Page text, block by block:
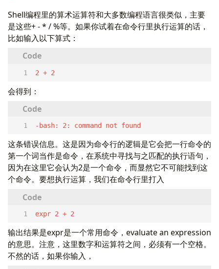
Shell编程里的算术运算符和大多数编程语言很类似，主要
是这些+ - * / %等。如果你试着在命令行里执行运算的话，
比如输入以下算式：
2 + 2
会得到：
-bash: 2: command not found
这条错误信息。这是因为命令行的逻辑是它会把一行命令的
第一个词当作是命令，在系统中寻找与之匹配的执行语句，
因为在这里它会认为2是一个命令，而显然它不可能找到这
个命令。要想执行运算，我们在命令行里打入
expr 2 + 2
输出结果是expr是一个常用命令，evaluate an expression
的意思。注意，这里数字和运算符之间，必须有一个空格。
不然的话，如果你输入，